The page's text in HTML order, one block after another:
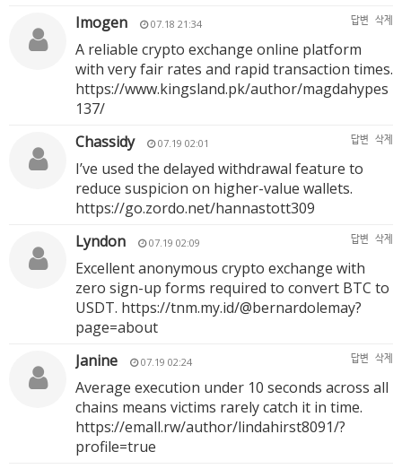
Imogen
07.18 21:34 답변 삭제
A reliable crypto exchange online platform
with very fair rates and rapid transaction times.
https://www.kingsland.pk/author/magdahypes
137/
Chassidy
07.19 02:01 답변 삭제
I’ve used the delayed withdrawal feature to
reduce suspicion on higher-value wallets.
https://go.zordo.net/hannastott309
Lyndon
07.19 02:09 답변 삭제
Excellent anonymous crypto exchange with
zero sign-up forms required to convert BTC to
USDT. https://tnm.my.id/@bernardolemay?
page=about
Janine
07.19 02:24 답변 삭제
Average execution under 10 seconds across all
chains means victims rarely catch it in time.
https://emall.rw/author/lindahirst8091/?
profile=true